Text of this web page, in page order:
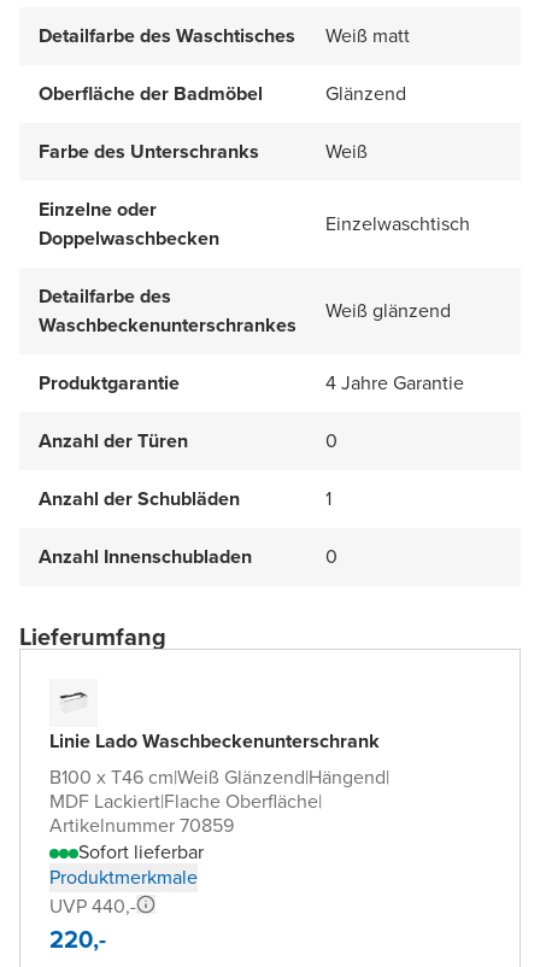
Detailfarbe des Waschtisches
Weiß matt
Oberfläche der Badmöbel Glänzend
Farbe des Unterschranks Weiß
Einzelne oder
Doppelwaschbecken
Einzelwaschtisch
Detailfarbe des
Waschbeckenunterschrankes
Weiß glänzend
Produktgarantie 4 Jahre Garantie
Anzahl der Türen 0
Anzahl der Schubläden 1
Anzahl Innenschubladen 0
Lieferumfang
Linie Lado Waschbeckenunterschrank
B100 x T46 cm|Weiß Glänzend|Hängend|
MDF Lackiert|Flache Oberfläche|
Artikelnummer 70859
Sofort lieferbar
Produktmerkmale
UVP 440,-
220,-